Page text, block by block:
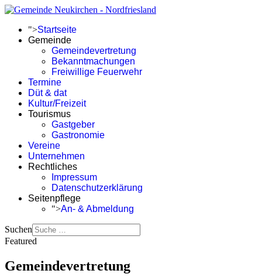
">Startseite
Gemeinde
Gemeindevertretung
Bekanntmachungen
Freiwillige Feuerwehr
Termine
Düt & dat
Kultur/Freizeit
Tourismus
Gastgeber
Gastronomie
Vereine
Unternehmen
Rechtliches
Impressum
Datenschutzerklärung
Seitenpflege
">An- & Abmeldung
Suchen
Featured
Gemeindevertretung